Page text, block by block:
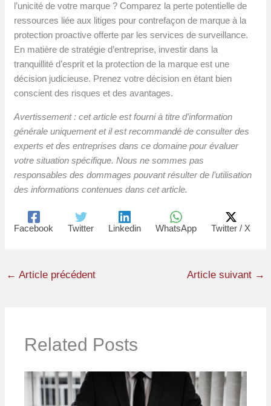
l’unicité de votre marque ? Comparez la perte potentielle de
ressources liée aux litiges pour contrefaçon de marque à la
protection proactive offerte par les services de surveillance.
En matière de stratégie d’entreprise, investir dans la
tranquillité d’esprit et la protection de la marque est une
décision judicieuse. Prenez votre décision en étant bien
conscient des risques et des avantages.
Avertissement : cet article est fourni à titre d’information
générale uniquement et il est recommandé de consulter des
experts et des entreprises dans ce domaine pour évaluer
votre situation spécifique. Nous ne sommes pas
responsables des dommages pouvant résulter de l’utilisation
des informations contenues dans cet article.
Facebook Twitter Linkedin WhatsApp Twitter / X
← Article précédent Article suivant →
Related Posts